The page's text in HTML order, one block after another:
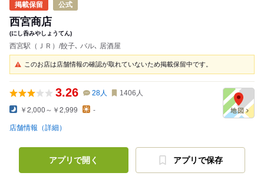
公式
西宮商店
(にし呑みやしょうてん)
西宮駅（ＪＲ）/餃子､ バル､ 居酒屋
このお店は店舗情報の確認が取れていないため掲載保留中です。
3.26 28人 1406 人
￥2,000～￥2,999 -
店舗情報（詳細）
アプリで開く アプリで保存